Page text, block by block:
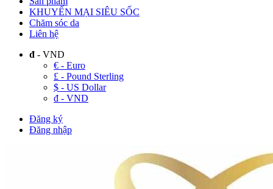
KHUYẾN MẠI SIÊU SỐC
Chăm sóc da
Liên hệ
đ - VND
€ - Euro
£ - Pound Sterling
$ - US Dollar
đ - VND
Đăng ký
Đăng nhập